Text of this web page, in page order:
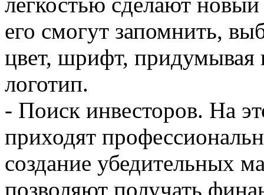
его смогут запомнить,
цвет, шрифт, придумывая
логотип.
- Поиск инвесторов. На
приходят
создание убедительных
позволяют получать